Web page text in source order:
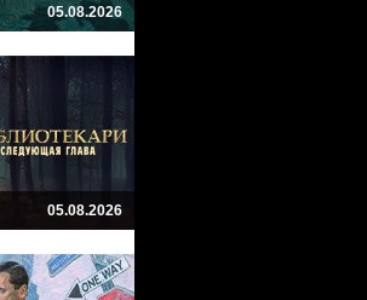
05.08.2026
05.08.2026